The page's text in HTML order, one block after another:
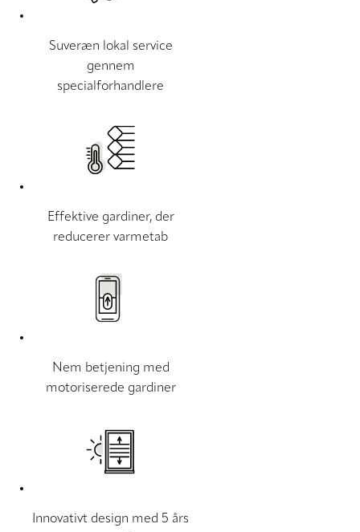
Suveræn lokal service
gennem
specialforhandlere
Effektive gardiner, der
reducerer varmetab
Nem betjening med
motoriserede gardiner
Innovativt design med 5 års